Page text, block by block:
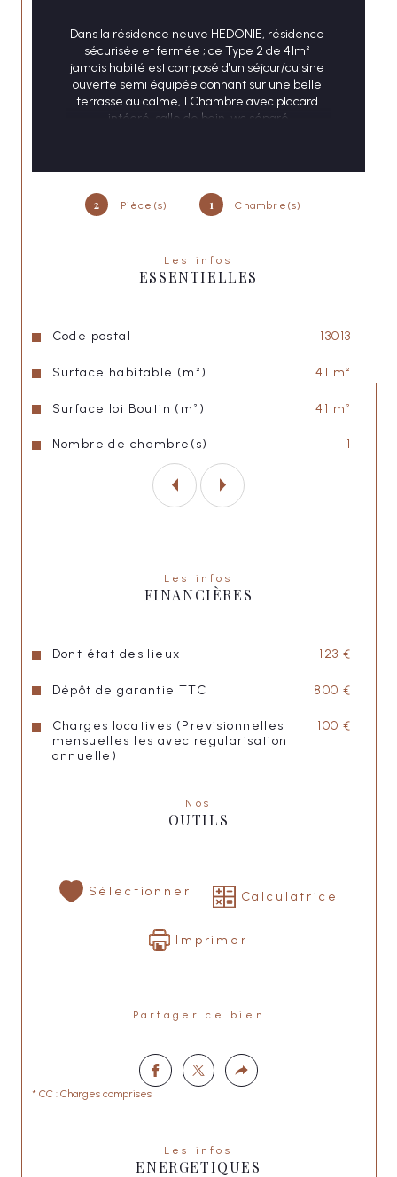
2 Pièce(s) 1 Chambre(s)
Les infos
ESSENTIELLES
Caractéristiques Valeurs
Code postal 13013
Surface habitable (m²) 41 m²
Surface loi Boutin (m²) 41 m²
Nombre de chambre(s) 1
Dans la résidence neuve HEDONIE, résidence
sécurisée et fermée ; ce Type 2 de 41m²
jamais habité est composé d'un séjour/cuisine
ouverte semi équipée donnant sur une belle
terrasse au calme, 1 Chambre avec placard
intégré, salle de bain, wc séparé
Loyer hors charges : 650,00€ + 100,00€ de
Loyer total charges comprises : 900,00€
Les infos
FINANCIÈRES
Dont état des lieux 123 €
Dépôt de garantie TTC 800 €
Charges locatives (Previsionnelles
mensuelles les avec regularisation
annuelle)
100 €
Nos
OUTILS
Sélectionner Calculatrice
Imprimer
Partager ce bien
* CC : Charges comprises
Les infos
ENERGETIQUES